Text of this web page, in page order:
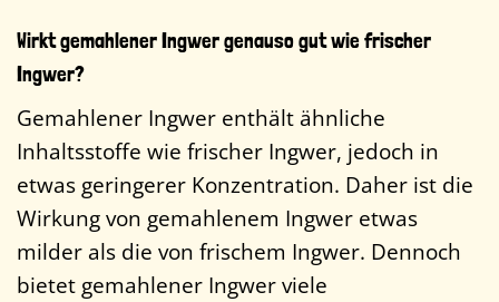
Wirkt gemahlener Ingwer genauso gut wie frischer
Ingwer?
Gemahlener Ingwer enthält ähnliche
Inhaltsstoffe wie frischer Ingwer, jedoch in
etwas geringerer Konzentration. Daher ist die
Wirkung von gemahlenem Ingwer etwas
milder als die von frischem Ingwer. Dennoch
bietet gemahlener Ingwer viele